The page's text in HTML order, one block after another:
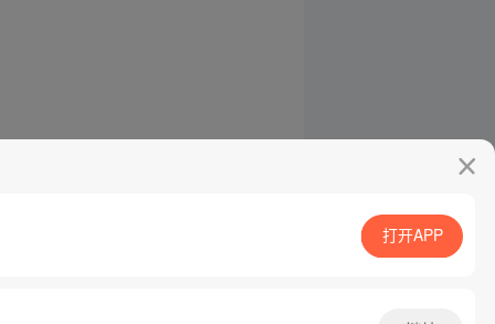
打开APP